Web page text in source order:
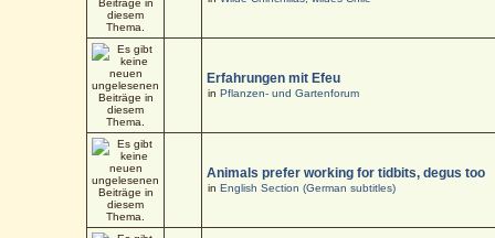
Erfahrungen mit Efeu
inPflanzen- und Gartenforum
Animals prefer working for tidbits, degus too
inEnglish Section (German subtitles)